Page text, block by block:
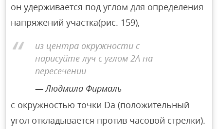
он удерживается под углом для определения
напряжений участка(рис. 159),
из центра окружности с
нарисуйте луч с углом 2A на
пересечении
Людмила Фирмаль
с окружностью точки Da (положительный
угол откладывается против часовой стрелки).